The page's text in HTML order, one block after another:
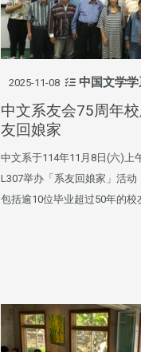
2025-11-08 中国文学
中文系友会75周年
友回娘家
中文系于114年11月8日(六)上
L307举办「系友回娘家」活动
包括逾10位毕业超过50年的校